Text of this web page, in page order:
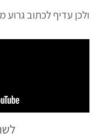
ולכן עדיף לכתוב